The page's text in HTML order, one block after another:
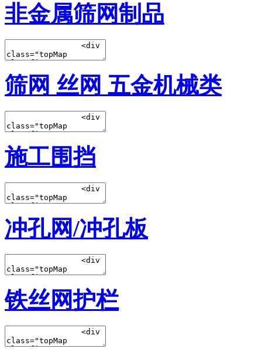
非金属筛网制品
筛网 丝网 五金机械类
施工围挡
冲孔网/冲孔板
铁丝网护栏